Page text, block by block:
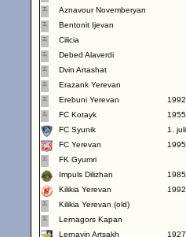
Aznavour Novemberyan
Bentonit Ijevan
Cilicia
Debed Alaverdi
Dvin Artashat
Erazank Yerevan
Erebuni Yerevan
1992
FC Kotayk
1955
FC Syunik
1.
FC Yerevan
1995
FK Gyumri
Impuls Dilizhan
1985
Kilikia Yerevan
1992
Kilikia Yerevan (old)
Lernagors Kapan
Lernayin Artsakh
1927